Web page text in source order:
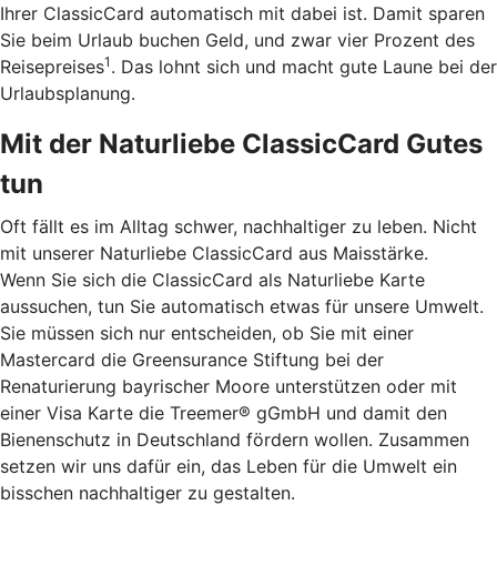
Ihrer ClassicCard automatisch mit dabei ist. Damit sparen
Sie beim Urlaub buchen Geld, und zwar vier Prozent des
Reisepreises1 . Das lohnt sich und macht gute Laune bei der
Urlaubsplanung.
Mit der Naturliebe ClassicCard Gutes
tun
Oft fällt es im Alltag schwer, nachhaltiger zu leben. Nicht
mit unserer Naturliebe ClassicCard aus Maisstärke.
Wenn Sie sich die ClassicCard als Naturliebe Karte
aussuchen, tun Sie automatisch etwas für unsere Umwelt.
Sie müssen sich nur entscheiden, ob Sie mit einer
Mastercard die Greensurance Stiftung bei der
Renaturierung bayrischer Moore unterstützen oder mit
einer Visa Karte die Treemer® gGmbH und damit den
Bienenschutz in Deutschland fördern wollen. Zusammen
setzen wir uns dafür ein, das Leben für die Umwelt ein
bisschen nachhaltiger zu gestalten.